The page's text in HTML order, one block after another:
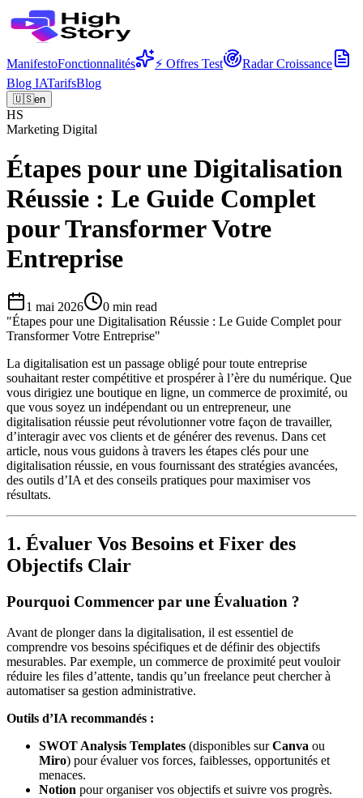
ManifestoFonctionnalités ⚡ Offres Test
Radar Croissance
Blog IATarifsBlog
🇺🇸en
HS
Marketing Digital
Étapes pour une Digitalisation
Réussie : Le Guide Complet
pour Transformer Votre
Entreprise
1 mai 2026 0 min read
"Étapes pour une Digitalisation Réussie : Le Guide Complet pour
Transformer Votre Entreprise"
La digitalisation est un passage obligé pour toute entreprise
souhaitant rester compétitive et prospérer à l’ère du numérique. Que
vous dirigiez une boutique en ligne, un commerce de proximité, ou
que vous soyez un indépendant ou un entrepreneur, une
digitalisation réussie peut révolutionner votre façon de travailler,
d’interagir avec vos clients et de générer des revenus. Dans cet
article, nous vous guidons à travers les étapes clés pour une
digitalisation réussie, en vous fournissant des stratégies avancées,
des outils d’IA et des conseils pratiques pour maximiser vos
résultats.
1. Évaluer Vos Besoins et Fixer des
Objectifs Clair
Pourquoi Commencer par une Évaluation ?
Avant de plonger dans la digitalisation, il est essentiel de
comprendre vos besoins spécifiques et de définir des objectifs
mesurables. Par exemple, un commerce de proximité peut vouloir
réduire les files d’attente, tandis qu’un freelance peut chercher à
automatiser sa gestion administrative.
Outils d’IA recommandés :
SWOT Analysis Templates (disponibles surCanva ou
Miro) pour évaluer vos forces, faiblesses, opportunités et
menaces.
Notion pour organiser vos objectifs et suivre vos progrès.